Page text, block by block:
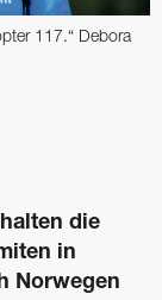
117.“ Debora
die
in
Norwegen